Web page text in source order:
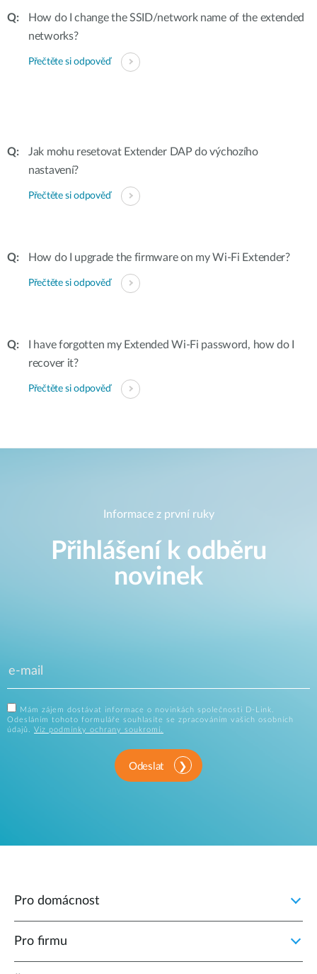
How do I change the SSID/network name of the extended
networks?
Přečtěte si odpověď
Jak mohu resetovat Extender DAP do výchozího
nastavení?
Přečtěte si odpověď
How do I upgrade the firmware on my Wi-Fi Extender?
Přečtěte si odpověď
I have forgotten my Extended Wi-Fi password, how do I
recover it?
Přečtěte si odpověď
Informace z první ruky
Přihlášení k odběru
novinek
Mám zájem dostávat informace o novinkách společnosti D-Link.
Odesláním tohoto formuláře souhlasíte se zpracováním vašich osobních
údajů. Viz podmínky ochrany soukromí.
Odeslat
Pro domácnost
Pro firmu